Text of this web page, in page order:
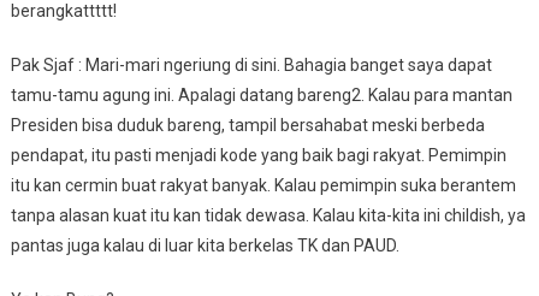
berangkattttt!
Pak Sjaf : Mari-mari ngeriung di sini. Bahagia banget saya dapat
tamu-tamu agung ini. Apalagi datang bareng2. Kalau para mantan
Presiden bisa duduk bareng, tampil bersahabat meski berbeda
pendapat, itu pasti menjadi kode yang baik bagi rakyat. Pemimpin
itu kan cermin buat rakyat banyak. Kalau pemimpin suka berantem
tanpa alasan kuat itu kan tidak dewasa. Kalau kita-kita ini childish, ya
pantas juga kalau di luar kita berkelas TK dan PAUD.